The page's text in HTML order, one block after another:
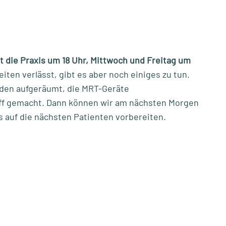
Praxis um 18 Uhr, Mittwoch und Freitag um
verlässt, gibt es aber noch einiges zu tun.
aufgeräumt, die MRT-Geräte
Dann können wir am nächsten Morgen
auf die nächsten Patienten vorbereiten.